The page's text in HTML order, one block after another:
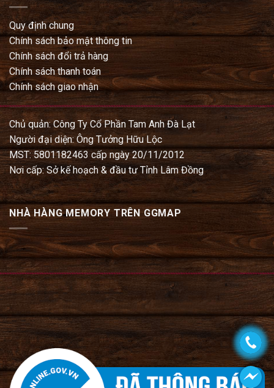
Quy định chung
Chính sách bảo mật thông tin
Chính sách đổi trả hàng
Chính sách thanh toán
Chính sách giao nhận
Chủ quản: Công Ty Cổ Phần Tam Anh Đà Lạt
Người đại diện: Ông Tưởng Hữu Lộc
MST: 5801182463 cấp ngày 20/11/2012
Nơi cấp: Sở kế hoạch & đầu tư Tỉnh Lâm Đồng
NHÀ HÀNG MEMORY TRÊN GGMAP